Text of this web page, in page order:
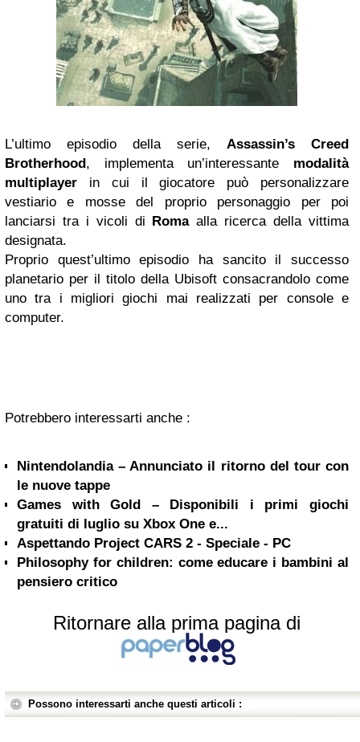
L’ultimo episodio della serie, Assassin’s Creed
Brotherhood, implementa un’interessante modalità
multiplayer in cui il giocatore può personalizzare
vestiario e mosse del proprio personaggio per poi
lanciarsi tra i vicoli di Romaalla ricerca della vittima
designata.
Proprio quest’ultimo episodio ha sancito il successo
planetario per il titolo della Ubisoft consacrandolo come
uno tra i migliori giochi mai realizzati per console e
computer.
Potrebbero interessarti anche :
Nintendolandia – Annunciato il ritorno del tour con
le nuove tappe
Games with Gold – Disponibili i primi giochi
gratuiti di luglio su Xbox One e...
Aspettando Project CARS 2 - Speciale - PC
Philosophy for children: come educare i bambini al
pensiero critico
Ritornare alla prima pagina di
Possono interessarti anche questi articoli :